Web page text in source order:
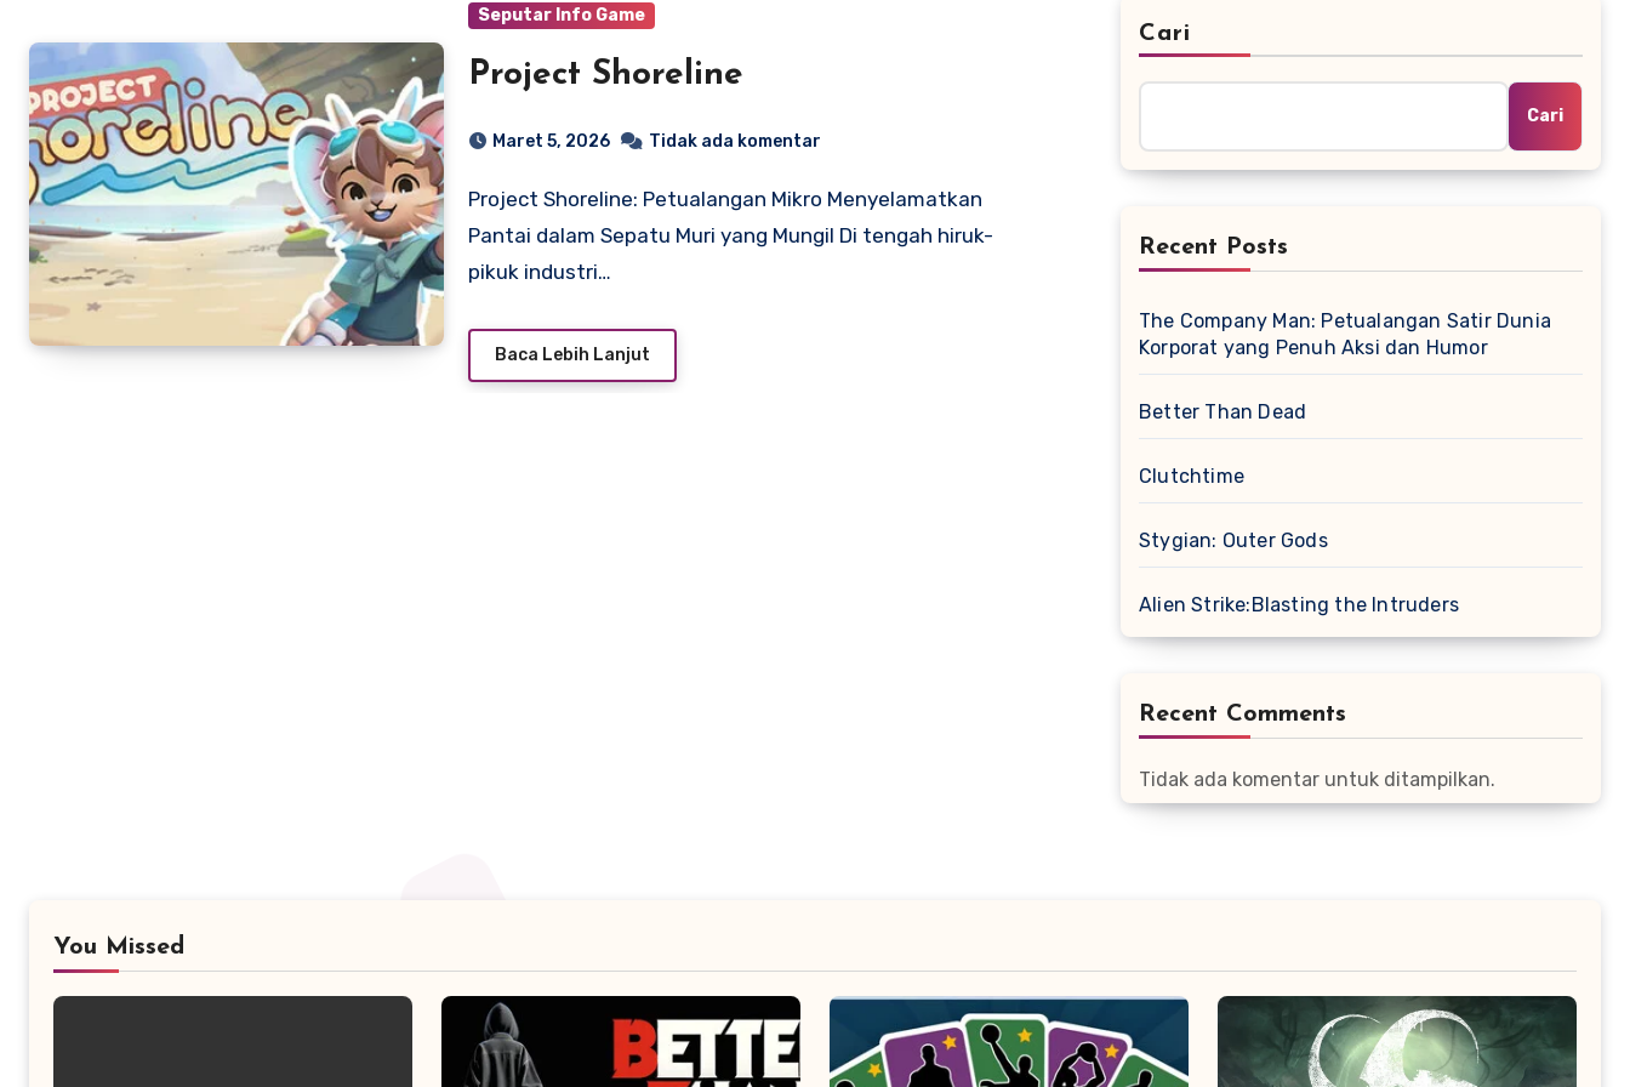
Seputar Info Game
Project Shoreline
Maret 5, 2026 Tidak ada komentar
Project Shoreline: Petualangan Mikro Menyelamatkan
Pantai dalam Sepatu Muri yang Mungil Di tengah hiruk-
pikuk industri…
Baca Lebih Lanjut
Cari
Cari
Recent Posts
The Company Man: Petualangan Satir Dunia
Korporat yang Penuh Aksi dan Humor
Better Than Dead
Clutchtime
Stygian: Outer Gods
Alien Strike:Blasting the Intruders
Recent Comments
Tidak ada komentar untuk ditampilkan.
You Missed